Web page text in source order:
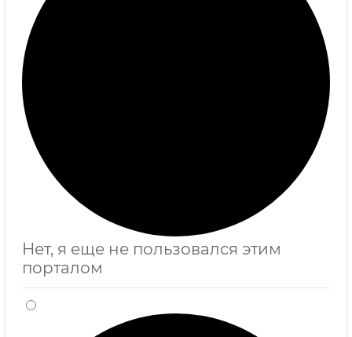
Нет, я еще не пользовался этим
порталом